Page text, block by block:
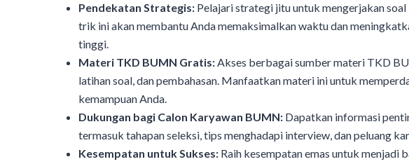
Pendekatan Strategis: Pelajari strategi jitu untuk mengerjakan
trik ini akan membantu Anda memaksimalkan waktu dan
tinggi.
Materi TKD BUMN Gratis:Akses berbagai sumber materi TKD
latihan soal, dan pembahasan. Manfaatkan materi ini untuk
kemampuan Anda.
Dukungan bagi Calon Karyawan BUMN: Dapatkan informasi
termasuk tahapan seleksi, tips menghadapi interview, dan peluang
Kesempatan untuk Sukses: Raih kesempatan emas untuk menjadi